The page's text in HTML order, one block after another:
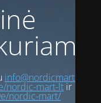
info@nordicmart.com
nordic-mart-ltir
nordic-mart/